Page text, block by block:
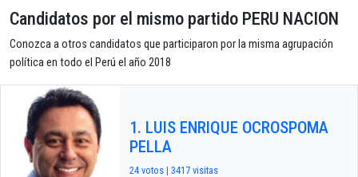
Candidatos por el mismo partido PERU NACION
Conozca a otros candidatos que participaron por la misma agrupación
política en todo el Perú el año 2018
1. LUIS ENRIQUE OCROSPOMA
PELLA
24 votos | 3417 visitas